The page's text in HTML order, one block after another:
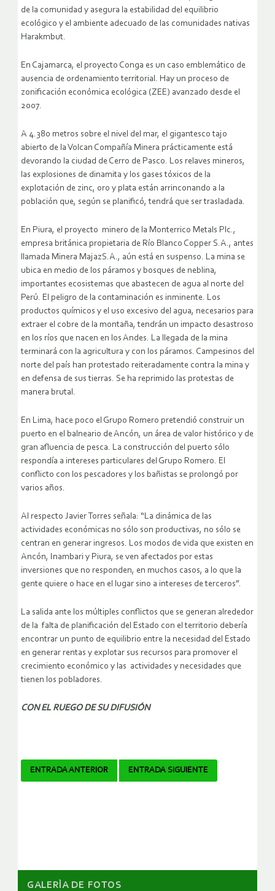
de la comunidad y asegura la estabilidad del equilibrio
ecológico y el ambiente adecuado de las comunidades nativas
Harakmbut.
En Cajamarca, el proyecto Conga es un caso emblemático de
ausencia de ordenamiento territorial. Hay un proceso de
zonificación económica ecológica (ZEE) avanzado desde el
2007.
A 4.380 metros sobre el nivel del mar, el gigantesco tajo
abierto de la Volcan Compañía Minera prácticamente está
devorando la ciudad de Cerro de Pasco. Los relaves mineros,
las explosiones de dinamita y los gases tóxicos de la
explotación de zinc, oro y plata están arrinconando a la
población que, según se planificó, tendrá que ser trasladada.
En Piura, el proyecto minero de la Monterrico Metals Plc.,
empresa británica propietaria de Río Blanco Copper S.A., antes
llamada Minera MajazS.A., aún está en suspenso. La mina se
ubica en medio de los páramos y bosques de neblina,
importantes ecosistemas que abastecen de agua al norte del
Perú. El peligro de la contaminación es inminente. Los
productos químicos y el uso excesivo del agua, necesarios para
extraer el cobre de la montaña, tendrán un impacto desastroso
en los ríos que nacen en los Andes. La llegada de la mina
terminará con la agricultura y con los páramos. Campesinos del
norte del país han protestado reiteradamente contra la mina y
en defensa de sus tierras. Se ha reprimido las protestas de
manera brutal.
En Lima, hace poco el Grupo Romero pretendió construir un
puerto en el balneario de Ancón, un área de valor histórico y de
gran afluencia de pesca. La construcción del puerto sólo
respondía a intereses particulares del Grupo Romero. El
conflicto con los pescadores y los bañistas se prolongó por
varios años.
Al respecto Javier Torres señala: “La dinámica de las
actividades económicas no sólo son productivas, no sólo se
centran en generar ingresos. Los modos de vida que existen en
Ancón, Inambari y Piura, se ven afectados por estas
inversiones que no responden, en muchos casos, a lo que la
gente quiere o hace en el lugar sino a intereses de terceros”.
La salida ante los múltiples conflictos que se generan alrededor
de la falta de planificación del Estado con el territorio debería
encontrar un punto de equilibrio entre la necesidad del Estado
en generar rentas y explotar sus recursos para promover el
crecimiento económico y las actividades y necesidades que
tienen los pobladores.
CON EL RUEGO DE SU DIFUSIÓN
Navegador
ENTRADA ANTERIOR ENTRADA SIGUIENTE
GALERÌA DE FOTOS